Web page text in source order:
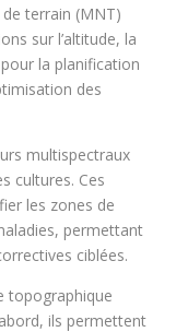
terrain (MNT)
sur l’altitude, la
la planification
des
multispectraux
cultures. Ces
les zones de
permettant
ciblées.
topographique
ils permettent